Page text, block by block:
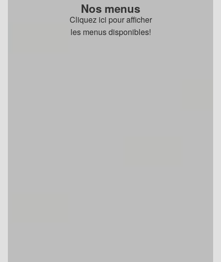
Nos menus
Cliquez ici pour afficher
les menus disponibles!